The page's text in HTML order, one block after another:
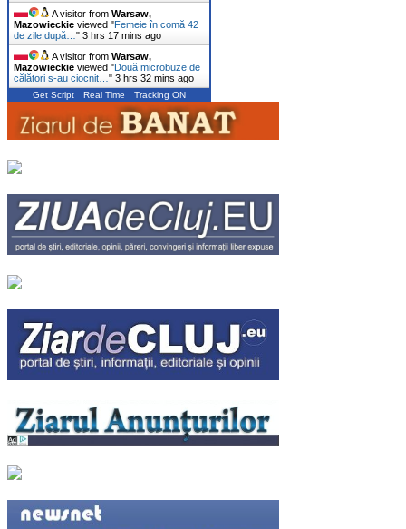
A visitor from Warsaw,
Mazowieckie viewed "Femeie în comă 42
de zile după… " 3 hrs 17 mins ago
A visitor from Warsaw,
Mazowieckie viewed "Două microbuze de
călători s-au ciocnit… " 3 hrs 32 mins ago
Get Script Real Time Tracking ON